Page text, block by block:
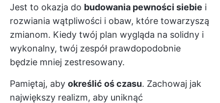
Jest to okazja do budowania pewności siebie i
rozwiania wątpliwości i obaw, które towarzyszą
zmianom. Kiedy twój plan wygląda na solidny i
wykonalny, twój zespół prawdopodobnie
będzie mniej zestresowany.
Pamiętaj, aby określić oś czasu. Zachowaj jak
największy realizm, aby uniknąć